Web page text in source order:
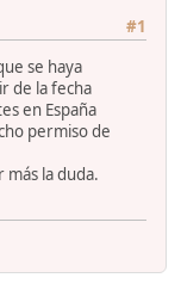
#1
se haya
de la fecha
en España
permiso de
la duda.